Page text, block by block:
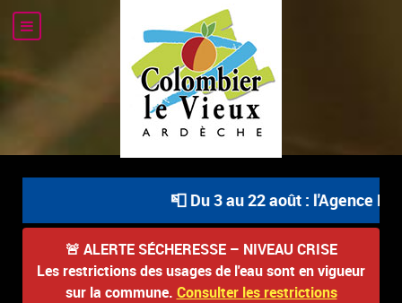
📮 Du 3 au 22 août : l'Agence
🚨 ALERTE SÉCHERESSE – NIVEAU CRISE
Les restrictions des usages de l'eau sont en vigueur
sur la commune. Consulter les restrictions